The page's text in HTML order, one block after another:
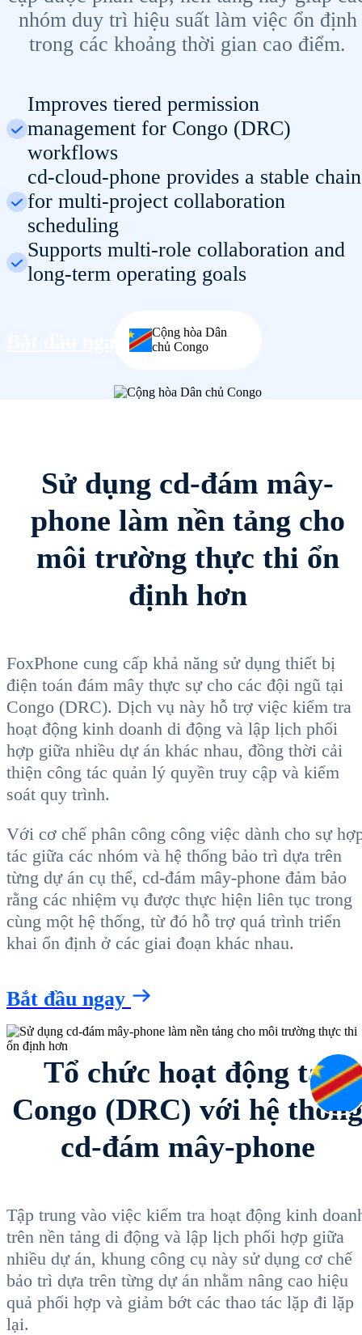
nhóm duy trì hiệu suất làm việc ổn định
trong các khoảng thời gian cao điểm.
Improves tiered permission
management for Congo (DRC)
workflows
cd-cloud-phone provides a stable chain
for multi-project collaboration
scheduling
Supports multi-role collaboration and
long-term operating goals
Bắt đầu ngay
Cộng hòa Dân
chủ Congo
Sử dụng cd-đám mây-
phone làm nền tảng cho
môi trường thực thi ổn
định hơn
FoxPhone cung cấp khả năng sử dụng thiết bị
điện toán đám mây thực sự cho các đội ngũ tại
Congo (DRC). Dịch vụ này hỗ trợ việc kiểm tra
hoạt động kinh doanh di động và lập lịch phối
hợp giữa nhiều dự án khác nhau, đồng thời cải
thiện công tác quản lý quyền truy cập và kiểm
soát quy trình.
Với cơ chế phân công công việc dành cho sự
tác giữa các nhóm và hệ thống bảo trì dựa trên
từng dự án cụ thể, cd-đám mây-phone đảm bảo
rằng các nhiệm vụ được thực hiện liên tục trong
cùng một hệ thống, từ đó hỗ trợ quá trình triển
khai ổn định ở các giai đoạn khác nhau.
Bắt đầu ngay
Tổ chức hoạt động tại
Congo (DRC) với hệ thống
cd-đám mây-phone
Tập trung vào việc kiểm tra hoạt động kinh
trên nền tảng di động và lập lịch phối hợp giữa
nhiều dự án, khung công cụ này sử dụng cơ chế
bảo trì dựa trên từng dự án nhằm nâng cao hiệu
quả phối hợp và giảm bớt các thao tác lặp đi lặp
lại.